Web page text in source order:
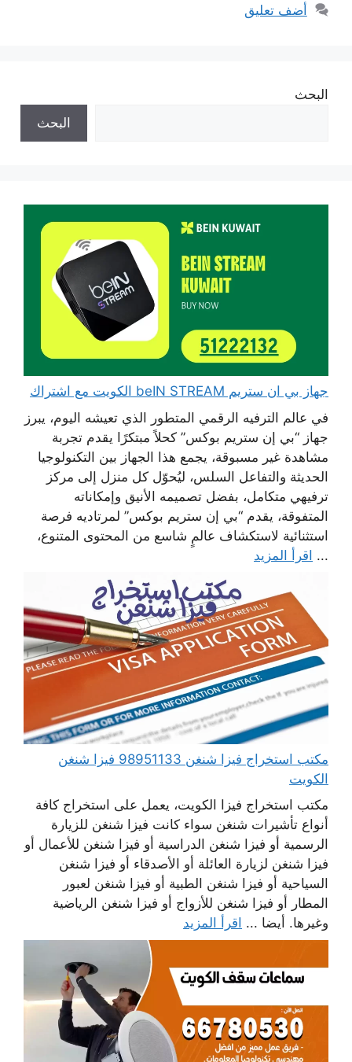
أضف تعليق
البحث
البحث
جهاز بي ان ستريم beIN STREAM الكويت مع اشتراك
في عالم الترفيه الرقمي المتطور الذي تعيشه اليوم، يبرز
جهاز “بي إن ستريم بوكس” كحلاً مبتكرًا يقدم تجربة
مشاهدة غير مسبوقة، يجمع هذا الجهاز بين التكنولوجيا
الحديثة والتفاعل السلس، ليُحوّل كل منزل إلى مركز
ترفيهي متكامل، بفضل تصميمه الأنيق وإمكاناته
المتفوقة، يقدم “بي إن ستريم بوكس” لمرتاديه فرصة
استثنائية لاستكشاف عالمٍ شاسع من المحتوى المتنوع،
... اقرأ المزيد
مكتب استخراج فيزا شنغن 98951133 فيزا شنغن
الكويت
مكتب استخراج فيزا الكويت، يعمل على استخراج كافة
أنواع تأشيرات شنغن سواء كانت فيزا شنغن للزيارة
الرسمية أو فيزا شنغن الدراسية أو فيزا شنغن للأعمال أو
فيزا شنغن لزيارة العائلة أو الأصدقاء أو فيزا شنغن
السياحية أو فيزا شنغن الطبية أو فيزا شنغن لعبور
المطار أو فيزا شنغن للأزواج أو فيزا شنغن الرياضية
وغيرها. أيضا ... اقرأ المزيد